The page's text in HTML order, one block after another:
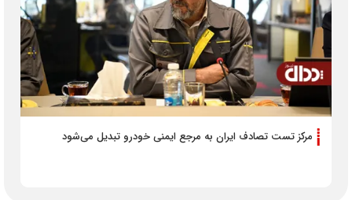
مرکز تست تصادف ایران به مرجع ایمنی خودرو تبدیل می‌شود